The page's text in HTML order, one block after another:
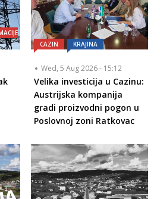
CAZIN KRAJINA
Wed, 5 Aug 2026 - 15:12
Velika investicija u Cazinu:
Austrijska kompanija
gradi proizvodni pogon u
Poslovnoj zoni Ratkovac